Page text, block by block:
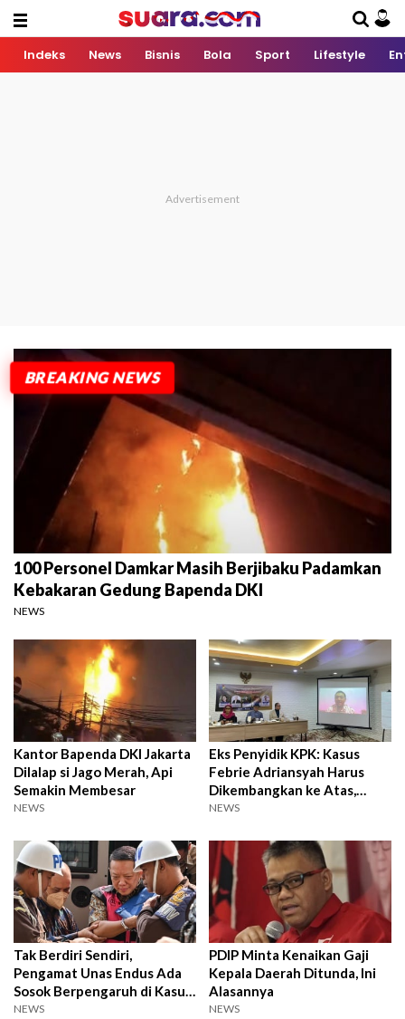
Indeks News Bisnis Bola Sport Lifestyle
BREAKING NEWS
100 Personel Damkar Masih Berjibaku Padamkan
Kebakaran Gedung Bapenda DKI
NEWS
Kantor Bapenda DKI Jakarta
Dilalap si Jago Merah, Api
Semakin Membesar
NEWS
Eks Penyidik KPK: Kasus
Febrie Adriansyah Harus
Dikembangkan ke Atas,
Bawah, dan Samping
NEWS
Tak Berdiri Sendiri,
Pengamat Unas Endus Ada
Sosok Berpengaruh di Kasus
Eks Jampidsus
NEWS
PDIP Minta Kenaikan Gaji
Kepala Daerah Ditunda, Ini
Alasannya
NEWS